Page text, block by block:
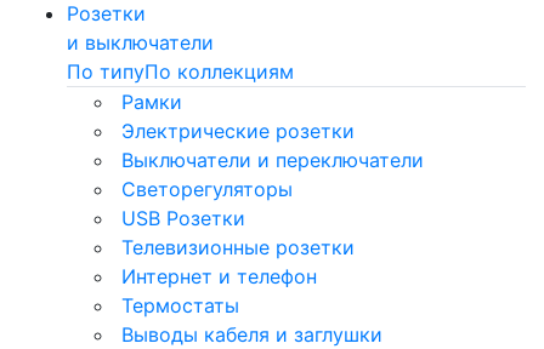
Розетки
и выключатели
По типуПо коллекциям
Рамки
Электрические розетки
Выключатели и переключатели
Светорегуляторы
USB Розетки
Телевизионные розетки
Интернет и телефон
Термостаты
Выводы кабеля и заглушки